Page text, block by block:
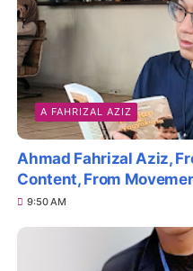
A FAHRIZAL AZIZ
Ahmad Fahrizal Aziz,
Content, From
9:50 AM